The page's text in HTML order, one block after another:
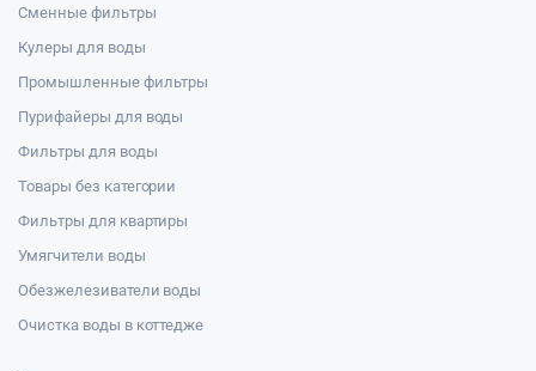
Сменные фильтры
Кулеры для воды
Промышленные фильтры
Пурифайеры для воды
Фильтры для воды
Товары без категории
Фильтры для квартиры
Умягчители воды
Обезжелезиватели воды
Очистка воды в коттедже